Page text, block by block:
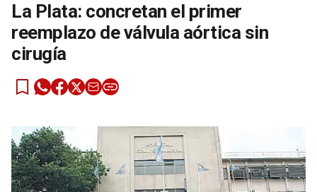
La Plata: concretan el primer
reemplazo de válvula aórtica sin
cirugía